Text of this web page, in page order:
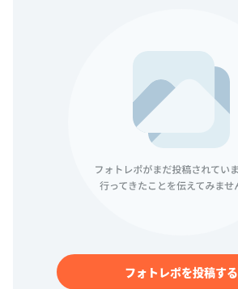
フォトレポを投稿する